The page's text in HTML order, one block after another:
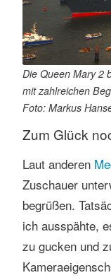
Die Queen Mary 2
mit zahlreichen
Foto: Markus
Zum Glück
Laut anderen
Zuschauer
begrüßen.
ich ausspähte,
zu gucken und